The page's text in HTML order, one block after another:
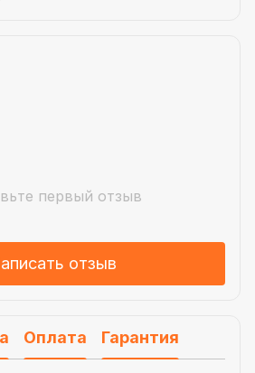
первый отзыв
отзыв
Оплата Гарантия